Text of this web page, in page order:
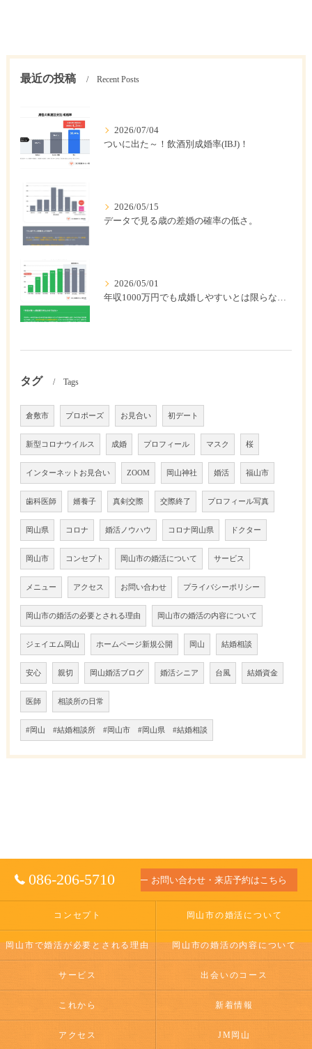
最近の投稿 Recent Posts
2026/07/04
ついに出た～！飲酒別成婚率(IBJ)！
2026/05/15
データで見る歳の差婚の確率の低さ。
2026/05/01
年収1000万円でも成婚しやすいとは限らない? 「年収帯別の成婚率」のリアル
タグ Tags
倉敷市 プロポーズ お見合い 初デート
新型コロナウイルス 成婚 プロフィール マスク 桜
インターネットお見合い ZOOM 岡山神社 婚活 福山市
歯科医師 婿養子 真剣交際 交際終了 プロフィール写真
岡山県 コロナ 婚活ノウハウ コロナ岡山県 ドクター
岡山市 コンセプト 岡山市の婚活について サービス
メニュー アクセス お問い合わせ プライバシーポリシー
岡山市の婚活の必要とされる理由 岡山市の婚活の内容について
ジェイエム岡山 ホームページ新規公開 岡山 結婚相談
安心 親切 岡山婚活ブログ 婚活シニア 台風 結婚資金
医師 相談所の日常
#岡山 #結婚相談所 #岡山市 #岡山県 #結婚相談
086-206-5710 お問い合わせ・来店予約はこちら
コンセプト 岡山市の婚活について
岡山市で婚活が必要とされる理由 岡山市の婚活の内容について
サービス 出会いのコース
これから 新着情報
アクセス JM岡山